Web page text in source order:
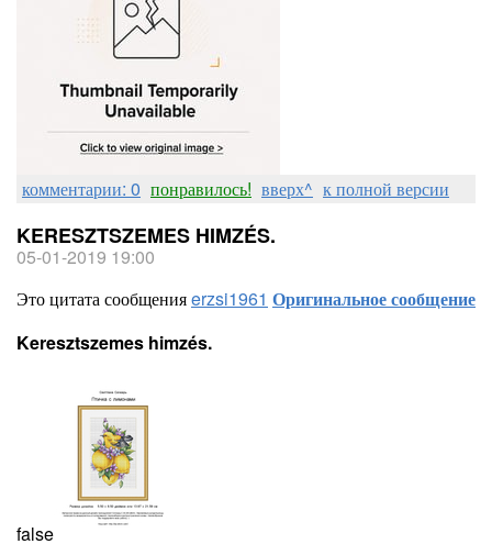
комментарии: 0 понравилось! вверх^ к полной версии
KERESZTSZEMES HIMZÉS.
05-01-2019 19:00
Это цитата сообщенияerzsi1961 Оригинальное сообщение
Keresztszemes himzés.
false